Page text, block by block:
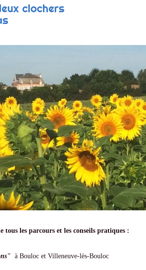
clochers
tous les parcours et les conseils pratiques :
à Bouloc et Villeneuve-lès-Bouloc